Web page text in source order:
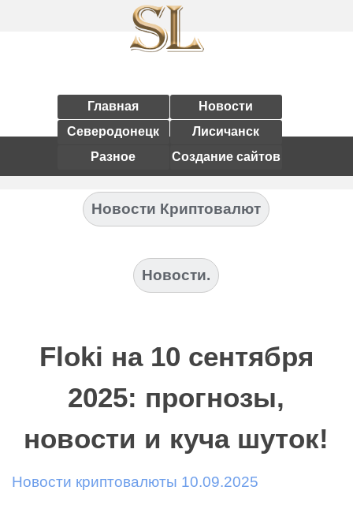
Главная
Новости
Северодонецк
Лисичанск
Разное
Создание сайтов
Новости Криптовалют
Новости.
Floki на 10 сентября
2025: прогнозы,
новости и куча шуток!
Новости криптовалюты 10.09.2025